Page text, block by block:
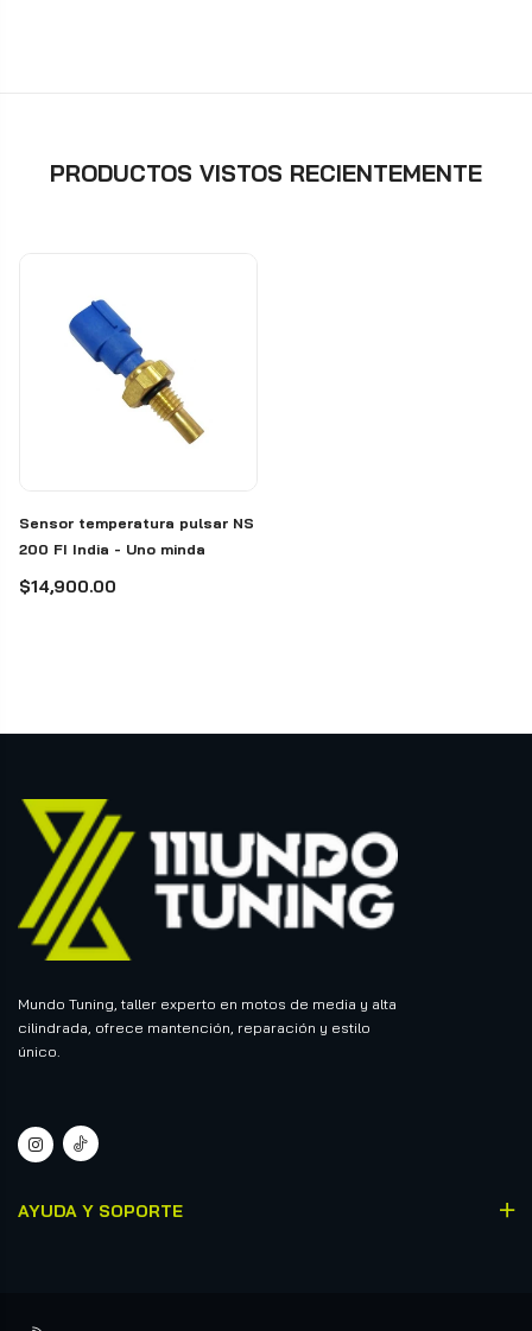
PRODUCTOS VISTOS RECIENTEMENTE
Sensor temperatura pulsar NS
200 FI India - Uno minda
$14,900.00
Mundo Tuning, taller experto en motos de media y alta
cilindrada, ofrece mantención, reparación y estilo
único.
AYUDA Y SOPORTE